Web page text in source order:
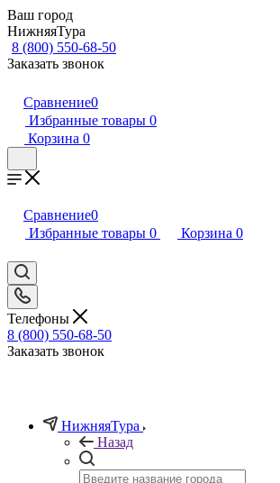
Ваш город
НижняяТура
8 (800) 550-68-50
Заказать звонок
Сравнение0
Избранные товары 0
Корзина 0
Сравнение0
Избранные товары 0 Корзина 0
Телефоны
8 (800) 550-68-50
Заказать звонок
НижняяТура
Назад